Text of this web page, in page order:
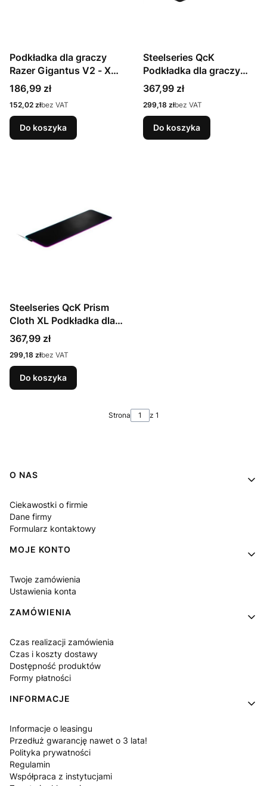
Podkładka dla graczy
Razer Gigantus V2 - XXL
Czarny, Zielony
Cena
186,99 zł
Cena
152,02 złbez VAT
Do koszyka
Steelseries QcK
Podkładka dla graczy
Czarny
Cena
367,99 zł
Cena
299,18 złbez VAT
Do koszyka
Steelseries QcK Prism
Cloth XL Podkładka dla
graczy Czarny
Cena
367,99 zł
Cena
299,18 złbez VAT
Do koszyka
Strona z 1
Linki w stopce
O NAS
Ciekawostki o firmie
Dane firmy
Formularz kontaktowy
MOJE KONTO
Twoje zamówienia
Ustawienia konta
ZAMÓWIENIA
Czas realizacji zamówienia
Czas i koszty dostawy
Dostępność produktów
Formy płatności
INFORMACJE
Informacje o leasingu
Przedłuż gwarancję nawet o 3 lata!
Polityka prywatności
Regulamin
Współpraca z instytucjami